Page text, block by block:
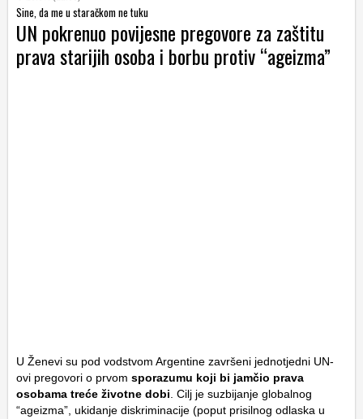
Sine, da me u staračkom ne tuku
UN pokrenuo povijesne pregovore za zaštitu
prava starijih osoba i borbu protiv “ageizma”
U Ženevi su pod vodstvom Argentine završeni jednotjedni UN-
ovi pregovori o prvom sporazumu koji bi jamčio prava
osobama treće životne dobi. Cilj je suzbijanje globalnog
“ageizma”, ukidanje diskriminacije (poput prisilnog odlaska u